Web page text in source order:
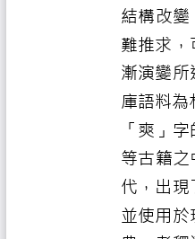
結構
難推
漸演
庫語
「爽
等古
代，
並使